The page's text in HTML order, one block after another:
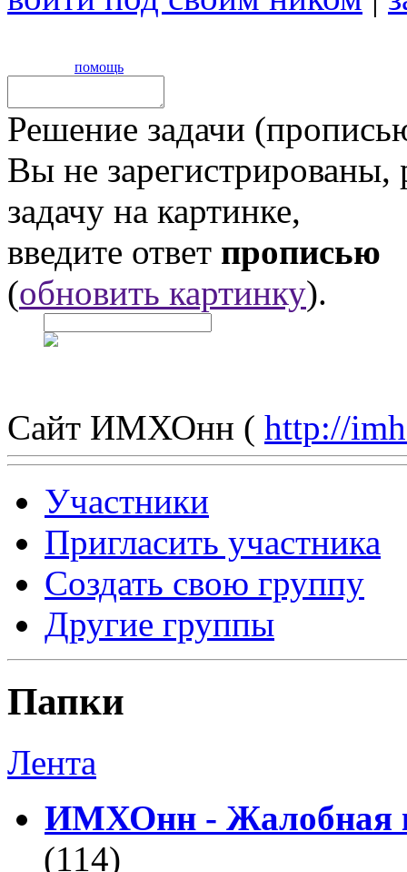
помощь
Решение задачи
Вы не
задачу на картинке,
введите ответ прописью
(обновить картинку).
Сайт ИМХОнн ( http://
Участники
Пригласить участника
Создать свою группу
Другие группы
Папки
Лента
ИМХОнн - Жалобная
(114)